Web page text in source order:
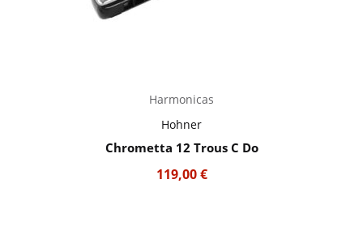
Harmonicas
Hohner
Chrometta 12 Trous C Do
119,00€